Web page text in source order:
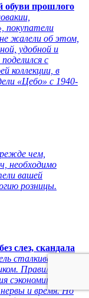
обуви прошлого
покупатели
жалели об этом,
удобной и
с
коллекции, в
«Цебо» с 1940-
чем,
необходимо
вашей
розницы.
слез, скандала
сталкивается с
Правильно и
сэкономит
и время. Но